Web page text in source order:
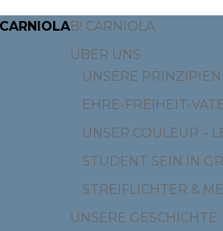
B! CARNIOLA
ÜBER UNS
UNSERE PRINZIPIEN
EHRE-FREIHEIT-
UNSER COULEUR –
STUDENT SEIN IN
STREIFLICHTER &
UNSERE GESCHICHTE